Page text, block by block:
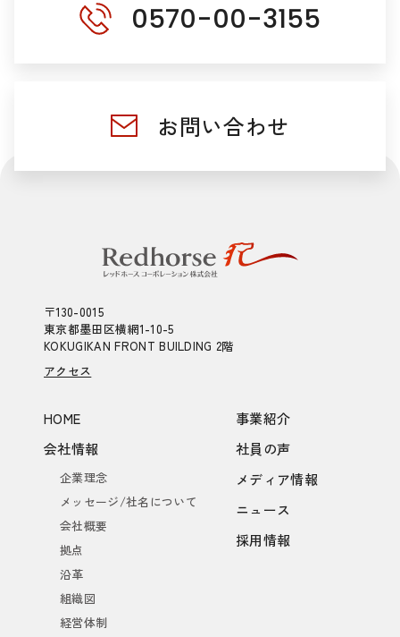
0570-00-3155
お問い合わせ
〒130-0015
東京都墨田区横網1-10-5
KOKUGIKAN FRONT BUILDING 2階
アクセス
HOME
会社情報
企業理念
メッセージ/社名について
会社概要
拠点
沿革
組織図
経営体制
事業紹介
社員の声
メディア情報
ニュース
採用情報